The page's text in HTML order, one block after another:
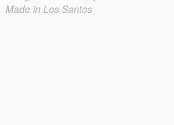
Made in Los Santos